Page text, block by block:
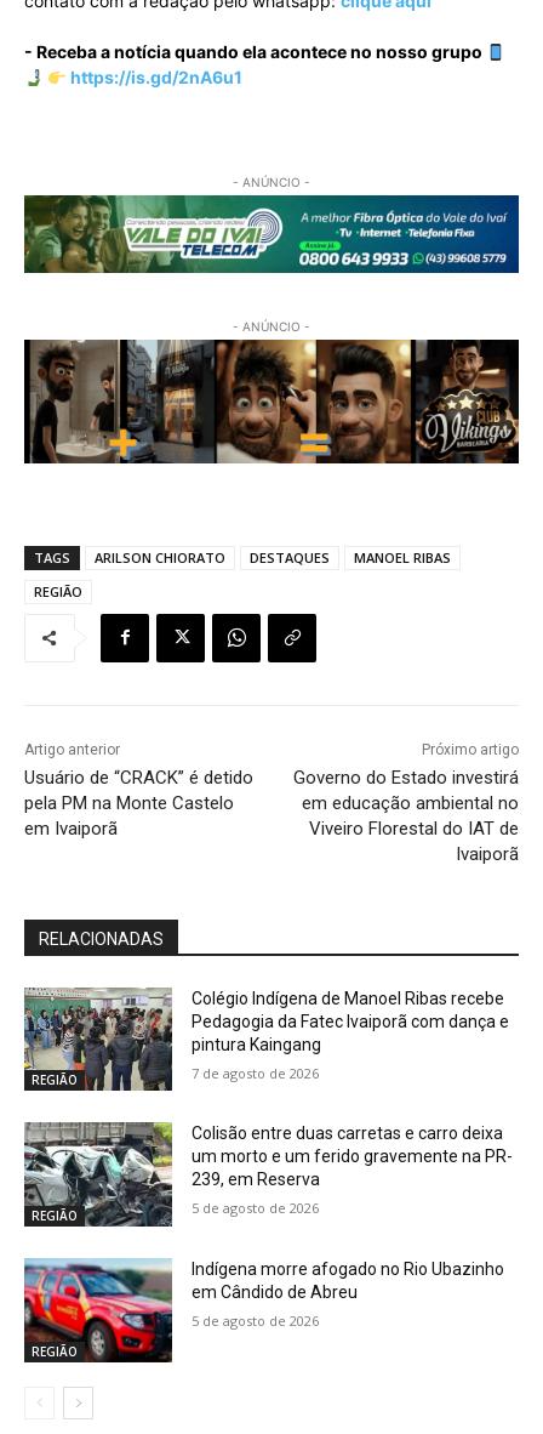
- Receba a notícia quando ela acontece no nosso grupo
https://is.gd/2nA6u1
- ANÚNCIO -
- ANÚNCIO -
TAGS ARILSON CHIORATO DESTAQUES
MANOEL RIBAS
REGIÃO
Artigo anterior
Usuário de “CRACK” é detido
pela PM na Monte Castelo
em Ivaiporã
Próximo artigo
Governo do Estado investirá
em educação ambiental no
Viveiro Florestal do IAT de
Ivaiporã
RELACIONADAS
REGIÃO
Colégio Indígena de Manoel Ribas recebe
Pedagogia da Fatec Ivaiporã com dança e
pintura Kaingang
7 de agosto de 2026
REGIÃO
Colisão entre duas carretas e carro deixa
um morto e um ferido gravemente na PR-
239, em Reserva
5 de agosto de 2026
REGIÃO
Indígena morre afogado no Rio Ubazinho
em Cândido de Abreu
5 de agosto de 2026